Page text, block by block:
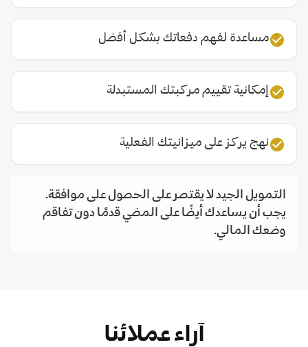
مساعدة لفهم دفعاتك بشكل أفضل
إمكانية تقييم مركبتك المستبدلة
نهج يركز على ميزانيتك الفعلية
التمويل الجيد لا يقتصر على الحصول على موافقة.
يجب أن يساعدك أيضًا على المضي قدمًا دون تفاقم
وضعك المالي.
آراء عملائنا